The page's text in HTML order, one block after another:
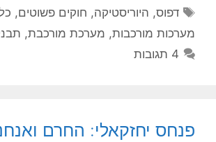
תגיות
דפוס, היוריסטיקה, חוקים פשוטים,
מערכות מורכבות, מערכת מורכבת,
4 תגובות
פנחס יחזקאלי: החרם